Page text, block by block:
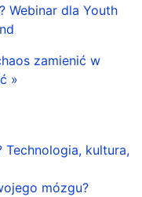
Webinar dla Youth
zamienić w
»
Technologia, kultura,
mózgu?